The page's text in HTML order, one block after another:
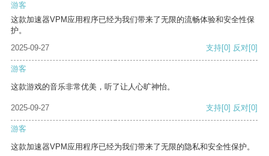
游客
这款加速器VPM应用程序已经为我们带来了无限的流畅体验和安全性保
护。
2025-09-27
支持[0] 反对[0]
游客
这款游戏的音乐非常优美，听了让人心旷神怡。
2025-09-27 支持[0] 反对[0]
游客
这款加速器VPM应用程序已经为我们带来了无限的隐私和安全性保护。